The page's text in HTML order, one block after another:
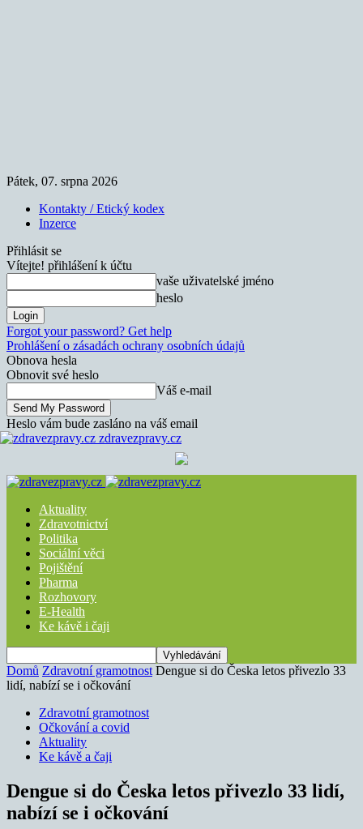
Pátek, 07. srpna 2026
Kontakty / Etický kodex
Inzerce
Přihlásit se
Vítejte! přihlášení k účtu
vaše uživatelské jméno
heslo
Forgot your password? Get help
Prohlášení o zásadách ochrany osobních údajů
Obnova hesla
Obnovit své heslo
Váš e-mail
Heslo vám bude zasláno na váš email
zdravezpravy.cz
Aktuality
Zdravotnictví
Politika
Sociální věci
Pojištění
Pharma
Rozhovory
E-Health
Ke kávě i čaji
Domů Zdravotní gramotnost Dengue si do Česka letos přivezlo 33
lidí, nabízí se i očkování
Zdravotní gramotnost
Očkování a covid
Aktuality
Ke kávě a čaji
Dengue si do Česka letos přivezlo 33 lidí,
nabízí se i očkování